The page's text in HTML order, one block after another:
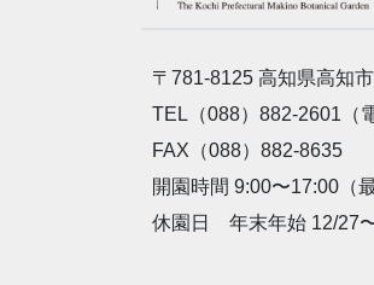
〒781-8125 高知県高知
TEL（088）882-2601（
FAX（088）882-8635
開園時間 9:00〜17:00（
休園日 年末年始 12/27